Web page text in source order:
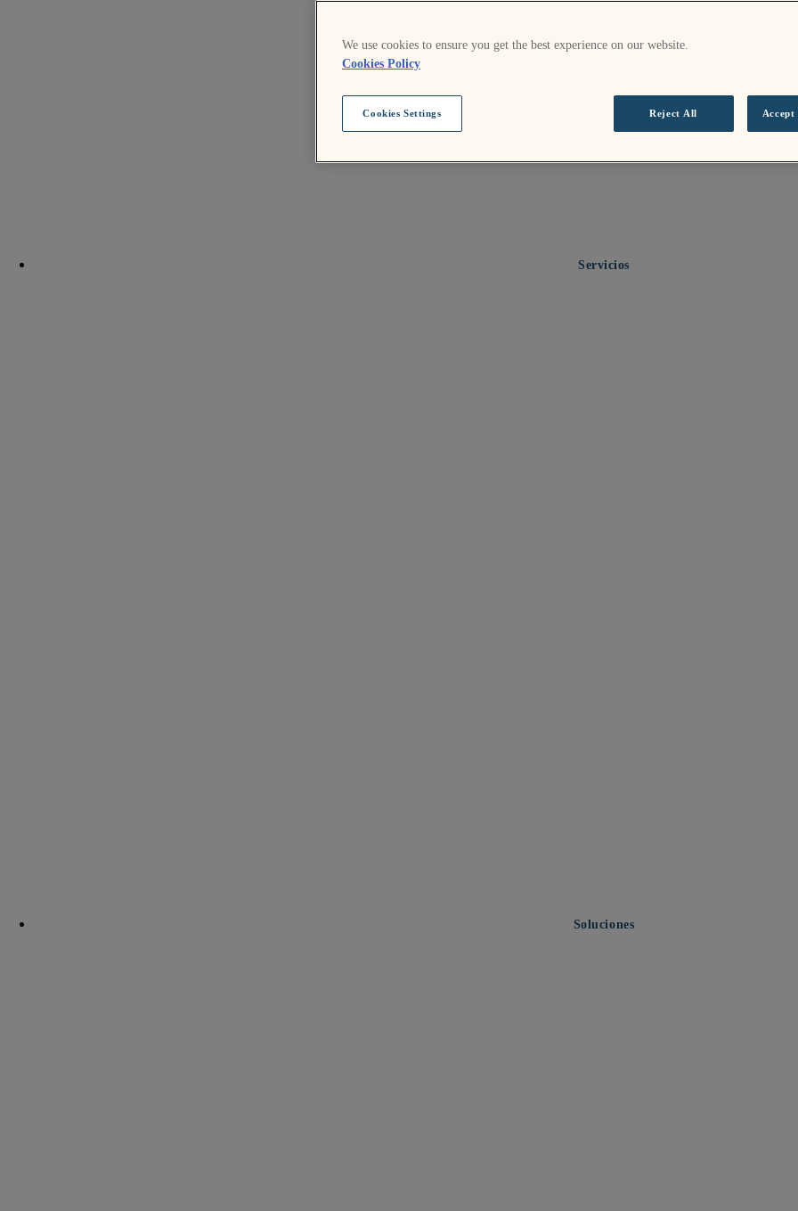
Servicios
Soluciones
We use cookies to ensure you get the best experience on our website.
Cookies Policy
Cookies Settings Reject All